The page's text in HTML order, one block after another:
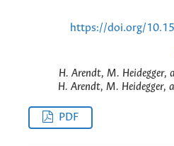
https://doi.org/
H. Arendt, M.
H. Arendt, M.
PDF